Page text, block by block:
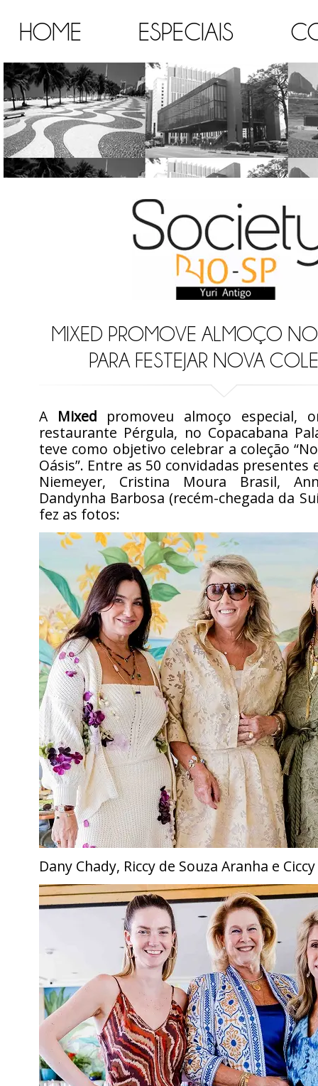
HOME ESPECIAIS
MIXED PROMOVE ALMOÇO NO
PARA FESTEJAR NOVA
A Mixed promoveu almoço especial,
restaurante Pérgula, no Copacabana
teve como objetivo celebrar a coleção
Oásis”. Entre as 50 convidadas presentes
Niemeyer, Cristina Moura Brasil,
Dandynha Barbosa (recém-chegada da
fez as fotos:
Dany Chady, Riccy de Souza Aranha e